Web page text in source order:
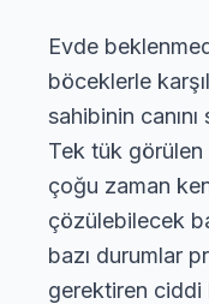
Evde
böceklerle
sahibinin
Tek tük görülen
çoğu zaman
çözülebilecek
bazı durumlar
gerektiren ciddi